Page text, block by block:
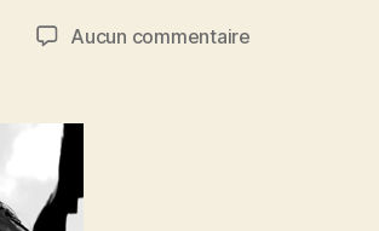
Aucun commentairesur